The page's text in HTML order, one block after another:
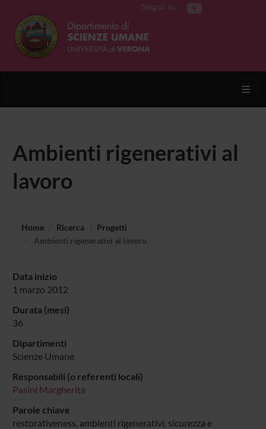
Segui su
Ambienti rigenerativi al
lavoro
Home Ricerca
Progetti
Ambienti rigenerativi al lavoro
Data inizio
1 marzo 2012
Durata (mesi)
36
Dipartimenti
Scienze Umane
Responsabili (o referenti locali)
Pasini Margherita
Parole chiave
restorativeness, ambienti rigenerativi, sicurezza e